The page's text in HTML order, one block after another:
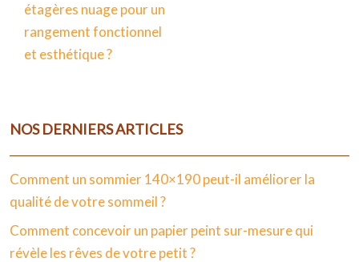
étagères nuage pour un
rangement fonctionnel
et esthétique ?
NOS DERNIERS ARTICLES
Comment un sommier 140×190 peut-il améliorer la
qualité de votre sommeil ?
Comment concevoir un papier peint sur-mesure qui
révèle les rêves de votre petit ?